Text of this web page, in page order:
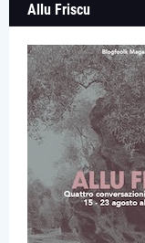
Allu Friscu